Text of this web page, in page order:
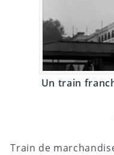
Un train
Train de